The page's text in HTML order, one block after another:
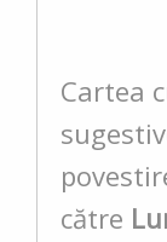
Cartea
către